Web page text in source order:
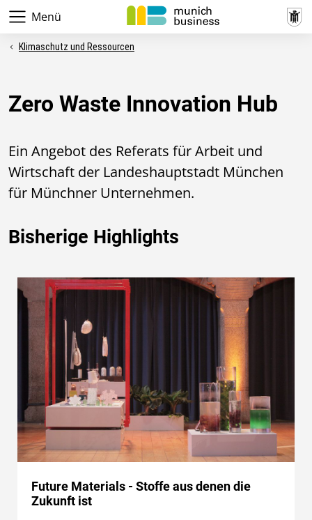
Menü
Klimaschutz und Ressourcen
Zero Waste Innovation Hub
Ein Angebot des Referats für Arbeit und
Wirtschaft der Landeshauptstadt München
für Münchner Unternehmen.
Bisherige Highlights
Future Materials - Stoffe aus denen die
Zukunft ist